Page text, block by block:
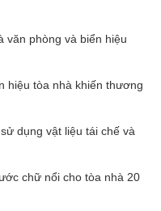
văn phòng và biển hiệu
hiệu tòa nhà khiến thương
dụng vật liệu tái chế và
chữ nổi cho tòa nhà 20